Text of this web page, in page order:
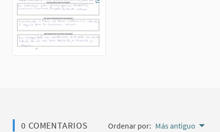
0 COMENTARIOS Ordenar por: Más antiguo